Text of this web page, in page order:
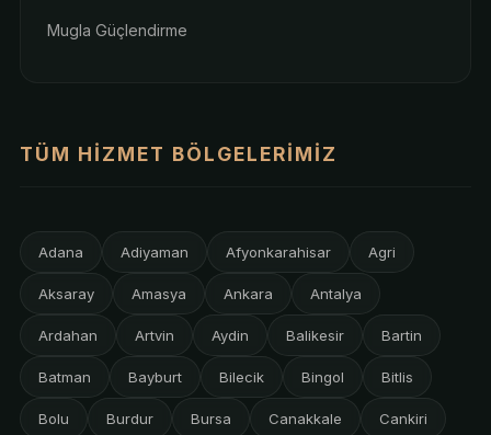
Mugla Güçlendirme
TÜM HIZMET BÖLGELERIMIZ
Adana Adiyaman Afyonkarahisar Agri
Aksaray Amasya Ankara Antalya
Ardahan Artvin Aydin Balikesir Bartin
Batman Bayburt Bilecik Bingol Bitlis
Bolu Burdur Bursa Canakkale Cankiri